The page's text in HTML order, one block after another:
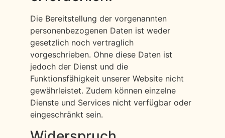
Die Bereitstellung der vorgenannten
personenbezogenen Daten ist weder
gesetzlich noch vertraglich
vorgeschrieben. Ohne diese Daten ist
jedoch der Dienst und die
Funktionsfähigkeit unserer Website nicht
gewährleistet. Zudem können einzelne
Dienste und Services nicht verfügbar oder
eingeschränkt sein.